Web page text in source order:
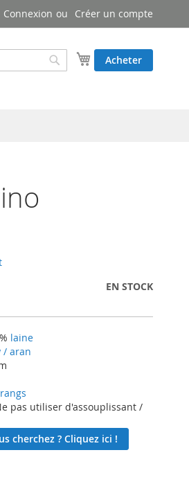
Connexion Créer un compte
Mon panier
Acheter
Rechercher
EN STOCK
laine
/ aran
rangs
pas utiliser d'assouplissant /
cherchez ? Cliquez ici !